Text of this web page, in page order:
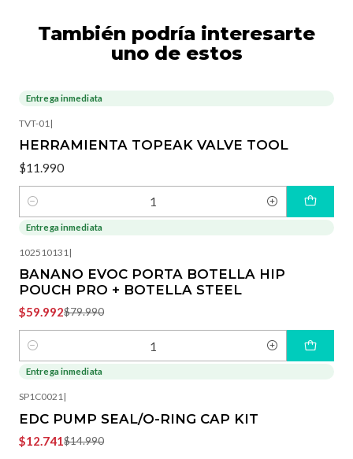
También podría interesarte
uno de estos
Entrega inmediata
TVT-01|
HERRAMIENTA TOPEAK VALVE TOOL
$11.990
Cantidad
-25%
Entrega inmediata
102510131 |
BANANO EVOC PORTA BOTELLA HIP
POUCH PRO + BOTELLA STEEL
$59.992$79.990
Cantidad
Entrega inmediata
SP1C0021|
EDC PUMP SEAL/O-RING CAP KIT
$12.741$14.990